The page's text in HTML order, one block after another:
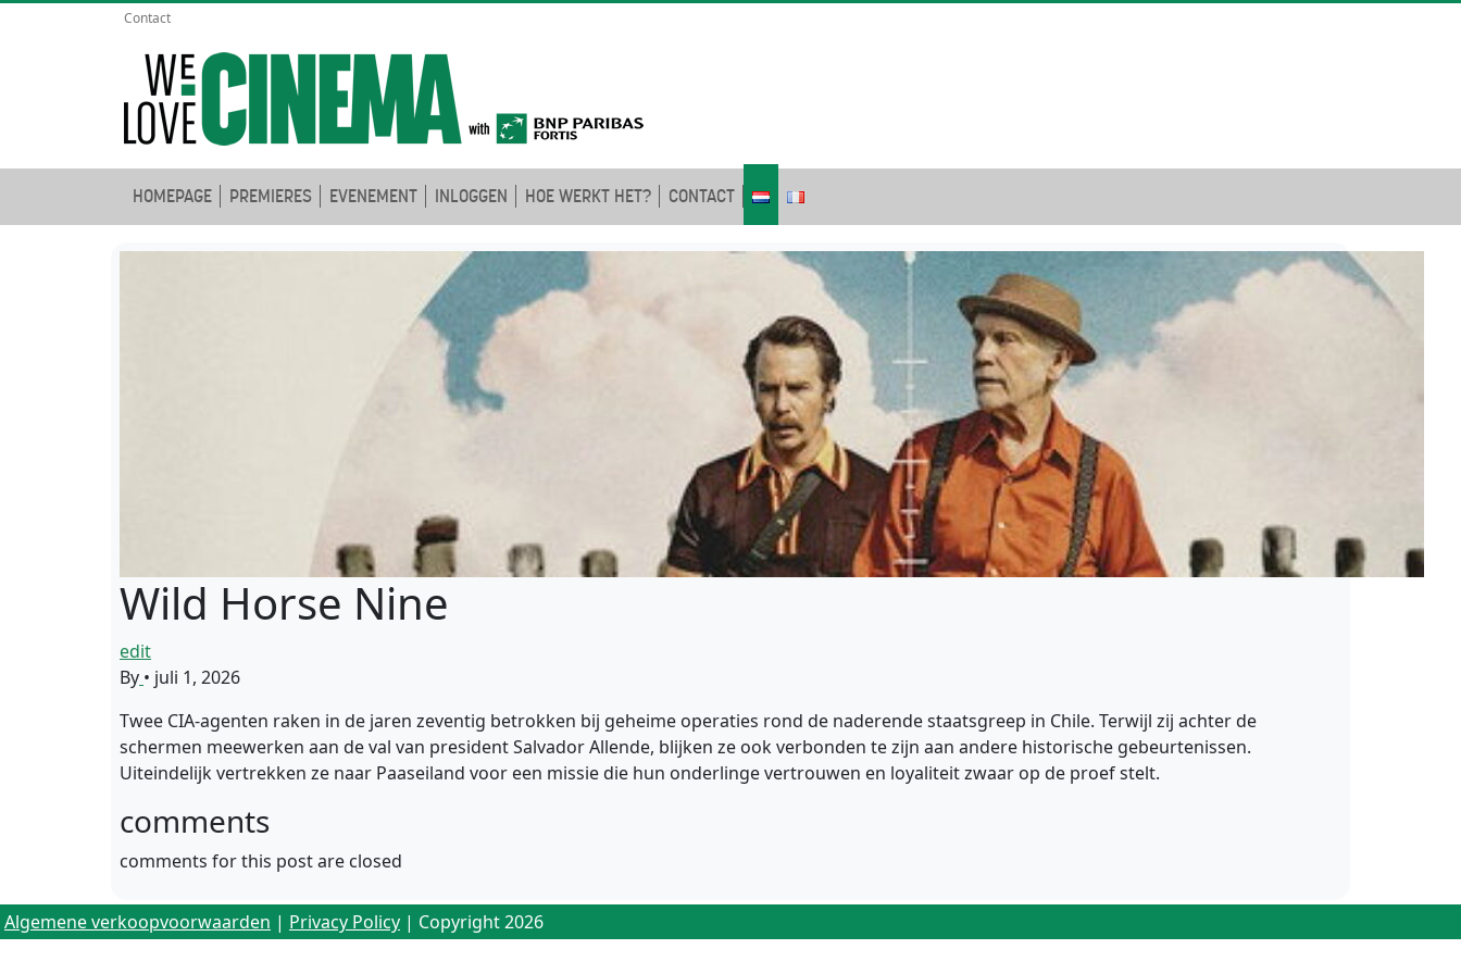
Contact
HOMEPAGE PREMIERES EVENEMENT INLOGGEN HOE WERKT HET? CONTACT
Wild Horse Nine
edit
By • juli 1, 2026
Twee CIA-agenten raken in de jaren zeventig betrokken bij geheime operaties rond de naderende staatsgreep in Chile. Terwijl zij achter de
schermen meewerken aan de val van president Salvador Allende, blijken ze ook verbonden te zijn aan andere historische gebeurtenissen.
Uiteindelijk vertrekken ze naar Paaseiland voor een missie die hun onderlinge vertrouwen en loyaliteit zwaar op de proef stelt.
comments
comments for this post are closed
Algemene verkoopvoorwaarden | Privacy Policy | Copyright 2026